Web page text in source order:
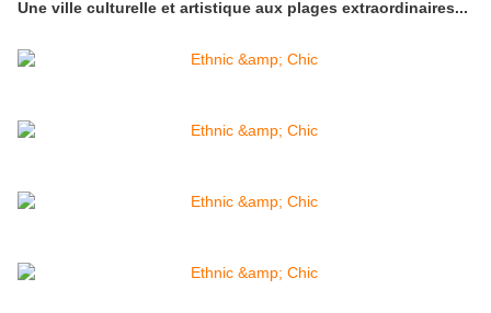
Une ville culturelle et artistique aux plages extraordinaires...